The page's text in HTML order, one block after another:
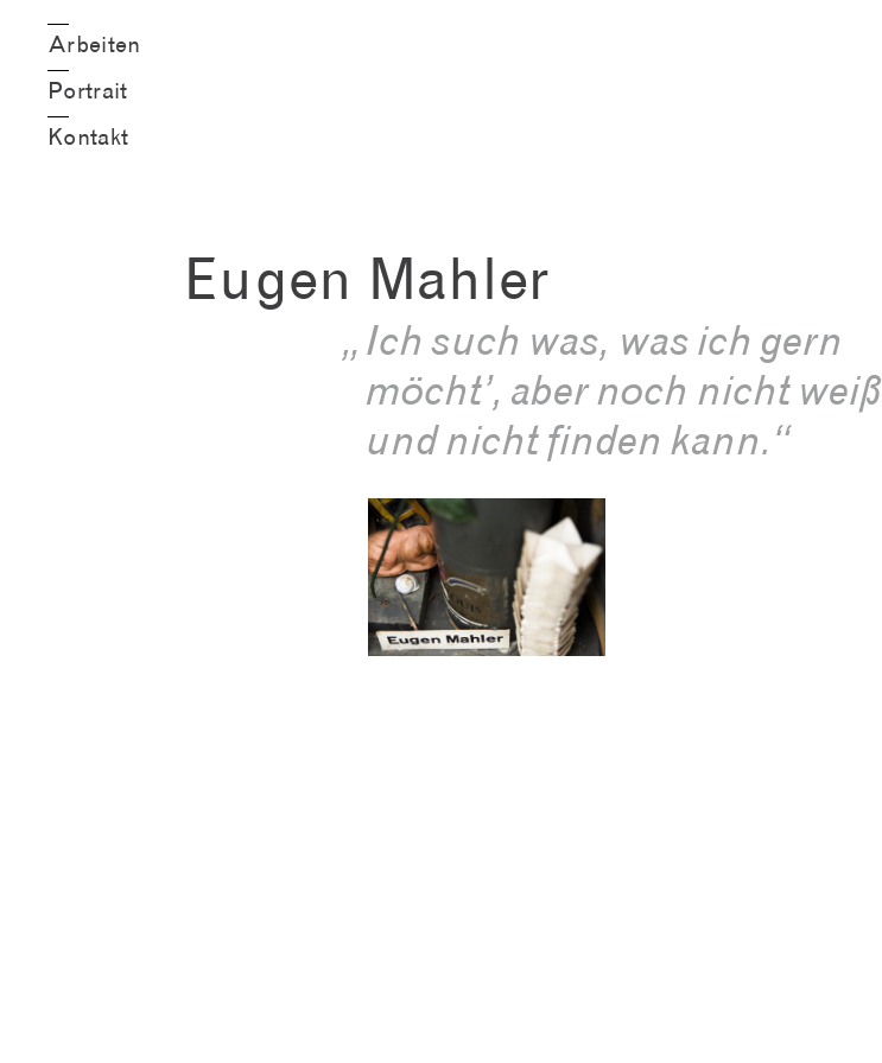
Arbeiten
Portrait
Kontakt
Eugen Mahler
„ Ich such was, was ich gern
möcht’, aber noch nicht weiß
und nicht finden kann.“